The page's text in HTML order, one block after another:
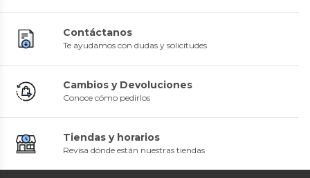
Contáctanos
Te ayudamos con dudas y solicitudes
Cambios y Devoluciones
Conoce cómo pedirlos
Tiendas y horarios
Revisa dónde están nuestras tiendas